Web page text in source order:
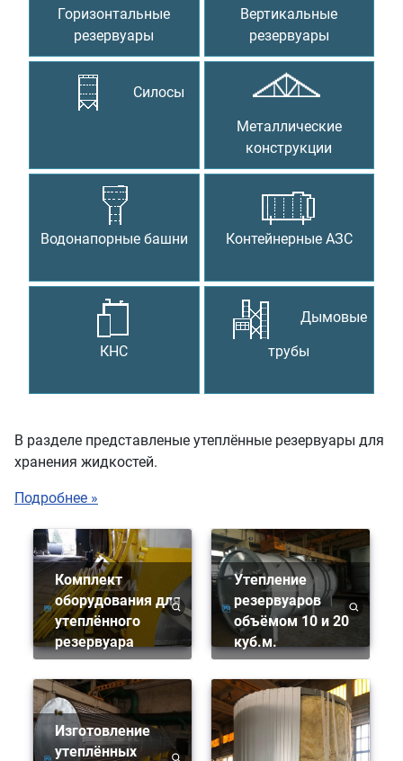
Горизонтальные
резервуары
Вертикальные
резервуары
Силосы
Металлические
конструкции
Водонапорные башни Контейнерные АЗС
КНС
Дымовые
трубы
В разделе представленые утеплённые резервуары для
хранения жидкостей.
Подробнее »
комплект
оборудования для
утеплённого
резервуара
Изготовление
утеплённых
Утепление
резервуаров
объёмом 10 и 20
куб.м.